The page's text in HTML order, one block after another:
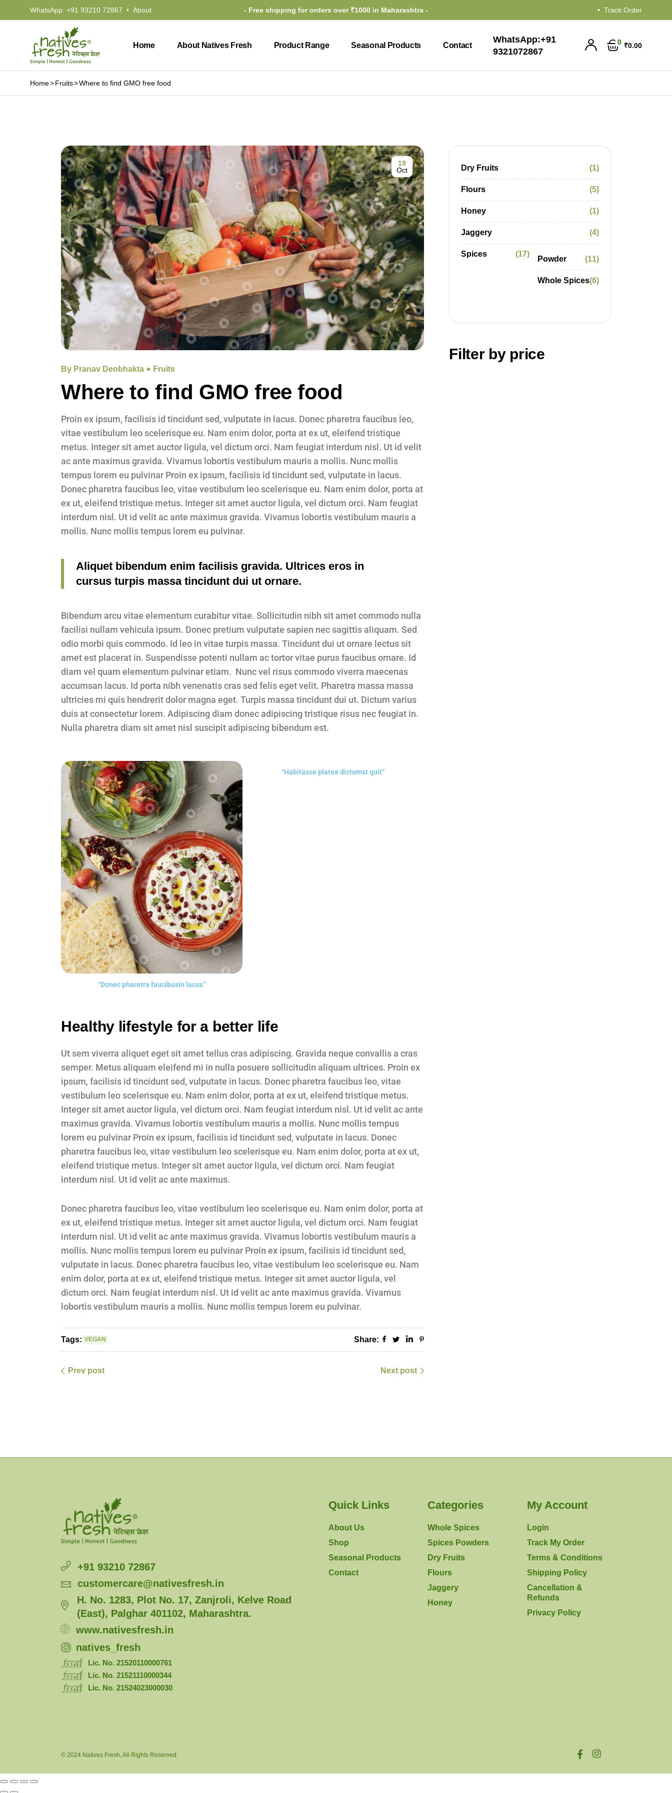
WhatsApp: +91 93210 72867 About - Free shipping for orders over ₹1000 in Maharashtra - Track Order
Home About Natives Fresh Product Range Seasonal Products Contact
WhatsApp:+91
9321072867
0 ₹0 00
Home Fruits Where to find GMO free food
19
Oct
By Pranav Deobhakta Fruits
Where to find GMO free food
Proin ex ipsum, facilisis id tincidunt sed, vulputate in lacus. Donec pharetra faucibus leo,
vitae vestibulum leo scelerisque eu. Nam enim dolor, porta at ex ut, eleifend tristique
metus. Integer sit amet auctor ligula, vel dictum orci. Nam feugiat interdum nisl. Ut id velit
ac ante maximus gravida. Vivamus lobortis vestibulum mauris a mollis. Nunc mollis
tempus lorem eu pulvinar Proin ex ipsum, facilisis id tincidunt sed, vulputate in lacus.
Donec pharetra faucibus leo, vitae vestibulum leo scelerisque eu. Nam enim dolor, porta at
ex ut, eleifend tristique metus. Integer sit amet auctor ligula, vel dictum orci. Nam feugiat
interdum nisl. Ut id velit ac ante maximus gravida. Vivamus lobortis vestibulum mauris a
mollis. Nunc mollis tempus lorem eu pulvinar.
Aliquet bibendum enim facilisis gravida. Ultrices eros in
cursus turpis massa tincidunt dui ut ornare.
Bibendum arcu vitae elementum curabitur vitae. Sollicitudin nibh sit amet commodo nulla
facilisi nullam vehicula ipsum. Donec pretium vulputate sapien nec sagittis aliquam. Sed
odio morbi quis commodo. Id leo in vitae turpis massa. Tincidunt dui ut ornare lectus sit
amet est placerat in. Suspendisse potenti nullam ac tortor vitae purus faucibus ornare. Id
diam vel quam elementum pulvinar etiam. Nunc vel risus commodo viverra maecenas
accumsan lacus. Id porta nibh venenatis cras sed felis eget velit. Pharetra massa massa
ultricies mi quis hendrerit dolor magna eget. Turpis massa tincidunt dui ut. Dictum varius
duis at consectetur lorem. Adipiscing diam donec adipiscing tristique risus nec feugiat in.
Nulla pharetra diam sit amet nisl suscipit adipiscing bibendum est.
“Donec pharetra faucibusin lacus”
“Habitasse platea dictumst quit”
Healthy lifestyle for a better life
Ut sem viverra aliquet eget sit amet tellus cras adipiscing. Gravida neque convallis a cras
semper. Metus aliquam eleifend mi in nulla posuere sollicitudin aliquam ultrices. Proin ex
ipsum, facilisis id tincidunt sed, vulputate in lacus. Donec pharetra faucibus leo, vitae
vestibulum leo scelerisque eu. Nam enim dolor, porta at ex ut, eleifend tristique metus.
Integer sit amet auctor ligula, vel dictum orci. Nam feugiat interdum nisl. Ut id velit ac ante
maximus gravida. Vivamus lobortis vestibulum mauris a mollis. Nunc mollis tempus
lorem eu pulvinar Proin ex ipsum, facilisis id tincidunt sed, vulputate in lacus. Donec
pharetra faucibus leo, vitae vestibulum leo scelerisque eu. Nam enim dolor, porta at ex ut,
eleifend tristique metus. Integer sit amet auctor ligula, vel dictum orci. Nam feugiat
interdum nisl. Ut id velit ac ante maximus.
Donec pharetra faucibus leo, vitae vestibulum leo scelerisque eu. Nam enim dolor, porta at
ex ut, eleifend tristique metus. Integer sit amet auctor ligula, vel dictum orci. Nam feugiat
interdum nisl. Ut id velit ac ante maximus gravida. Vivamus lobortis vestibulum mauris a
mollis. Nunc mollis tempus lorem eu pulvinar Proin ex ipsum, facilisis id tincidunt sed,
vulputate in lacus. Donec pharetra faucibus leo, vitae vestibulum leo scelerisque eu. Nam
enim dolor, porta at ex ut, eleifend tristique metus. Integer sit amet auctor ligula, vel
dictum orci. Nam feugiat interdum nisl. Ut id velit ac ante maximus gravida. Vivamus
lobortis vestibulum mauris a mollis. Nunc mollis tempus lorem eu pulvinar.
Tags: VEGAN Share:
Prev post Next post
Dry Fruits 1
Flours 5
Honey 1
Jaggery 4
Spices 17
Powder 11
Whole Spices 6
Filter by price
+91 93210 72867
customercare@nativesfresh.in
H. No. 1283, Plot No. 17, Zanjroli, Kelve Road
(East), Palghar 401102, Maharashtra.
www.nativesfresh.in
natives_fresh
Lic. No. 21520110000761
Lic. No. 21521110000344
Lic. No. 21524023000030
Quick Links
About Us
Shop
Seasonal Products
Contact
Categories
Whole Spices
Spices Powders
Dry Fruits
Flours
Jaggery
Honey
My Account
Login
Track My Order
Terms & Conditions
Shipping Policy
Cancellation &
Refunds
Privacy Policy
© 2024 Natives Fresh, All Rights Reserved